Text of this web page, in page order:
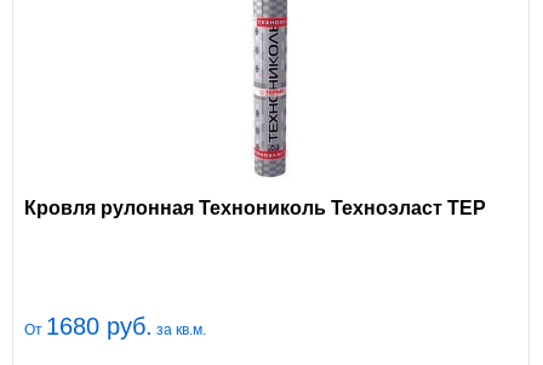
Кровля рулонная Технониколь Техноэласт ТЕР
От 1680 руб. за кв.м.